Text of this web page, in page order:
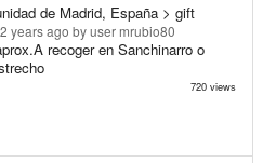
de Madrid, España > gift
years ago by user mrubio80
recoger en Sanchinarro o
720 views